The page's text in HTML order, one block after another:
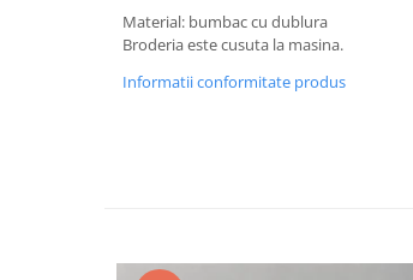
Material: bumbac cu dublura
Broderia este cusuta la masina.
Informatii conformitate produs